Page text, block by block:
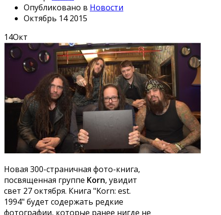
Опубликовано в Новости
Октябрь 14 2015
14Окт
Новая 300-страничная фото-книга,
посвященная группе Korn, увидит
свет 27 октября. Книга "Korn: est.
1994" будет содержать редкие
фотографии, которые ранее нигде не